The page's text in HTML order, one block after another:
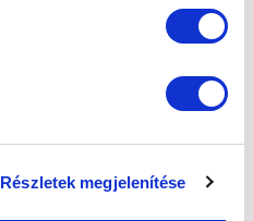
Részletek megjelenítése
VS
MTK BUDAPEST